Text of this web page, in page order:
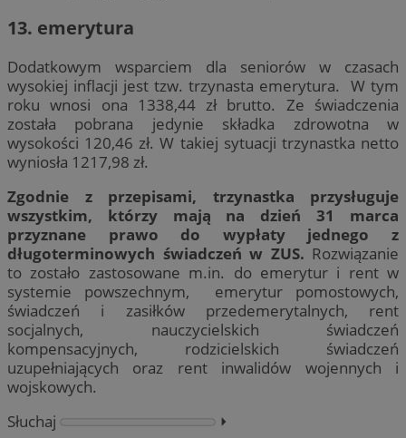
13. emerytura
Dodatkowym wsparciem dla seniorów w czasach
wysokiej inflacji jest tzw. trzynasta emerytura. W tym
roku wnosi ona 1338,44 zł brutto. Ze świadczenia
została pobrana jedynie składka zdrowotna w
wysokości 120,46 zł. W takiej sytuacji trzynastka netto
wyniosła 1217,98 zł.
Zgodnie z przepisami, trzynastka przysługuje
wszystkim, którzy mają na dzień 31 marca
przyznane prawo do wypłaty jednego z
długoterminowych świadczeń w ZUS. Rozwiązanie
to zostało zastosowane m.in. do emerytur i rent w
systemie powszechnym, emerytur pomostowych,
świadczeń i zasiłków przedemerytalnych, rent
socjalnych, nauczycielskich świadczeń
kompensacyjnych, rodzicielskich świadczeń
uzupełniających oraz rent inwalidów wojennych i
wojskowych.
Słuchaj
⏵︎